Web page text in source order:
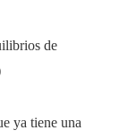
de
ya tiene una